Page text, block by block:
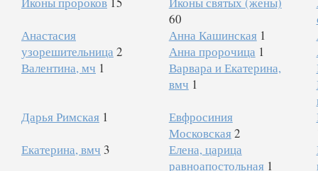
60
Анастасия
узорешительница 2
Анна Кашинская 1
Анна пророчица 1
Валентина, мч 1
Варвара и Екатерина,
вмч 1
Дарья Римская 1
Евфросиния
Московская2
Екатерина, вмч 3
Елена, царица
равноапостольная 1